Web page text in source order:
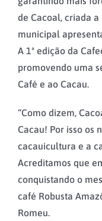
de Cacoal, criada
municipal
A 1ª edição da
promovendo uma
Café e ao Cacau.
“Como dizem,
Cacau! Por isso os
cacauicultura e a
Acreditamos que
conquistando o
café Robusta
Romeu.